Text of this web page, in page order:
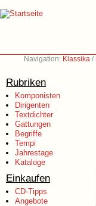
Navigation: Klassika /
Rubriken
Komponisten
Dirigenten
Textdichter
Gattungen
Begriffe
Tempi
Jahrestage
Kataloge
Einkaufen
CD-Tipps
Angebote